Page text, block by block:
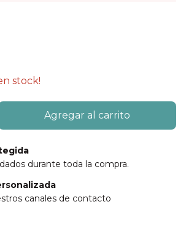
stock!
durante toda la compra.
canales de contacto